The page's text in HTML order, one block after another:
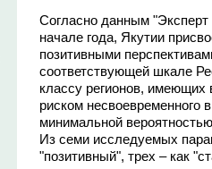
Согласно данным
начале года, Якутии
позитивными
соответствующей шкале
классу регионов, имеющих
риском несвоевременного
минимальной
Из семи исследуемых
"позитивный", трех – как